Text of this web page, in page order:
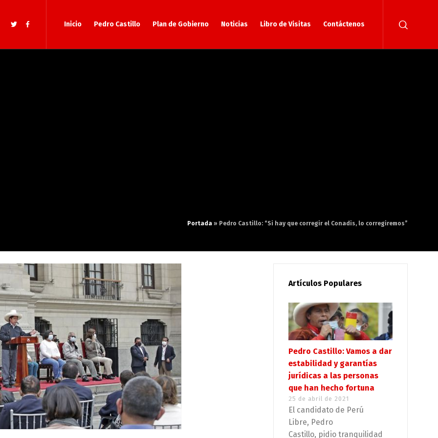
Inicio Pedro Castillo Plan de Gobierno Noticias Libro de Visitas Contáctenos
Portada » Pedro Castillo: “Si hay que corregir el Conadis, lo corregiremos”
Artículos Populares
Pedro Castillo: Vamos a dar
estabilidad y garantías
jurídicas a las personas
que han hecho fortuna
25 de abril de 2021
El candidato de Perú
Libre, Pedro
Castillo, pidio tranquilidad